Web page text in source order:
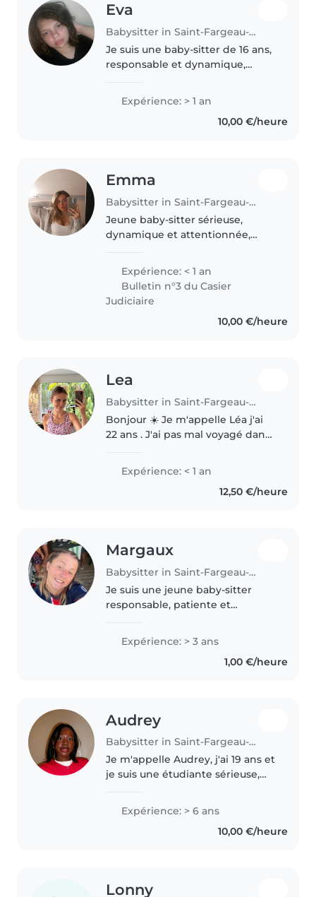
Eva
Babysitter in Saint-Fargeau-Ponthierry
Je suis une baby-sitter de 16 ans,
responsable et dynamique,
petits. Avec un an d'expérience
auprès d'enfants d'âge
préscolaire, je propose des
Expérience: > 1 an
10,00 €/heure
Emma
Babysitter in Saint-Fargeau-Ponthierry
Jeune baby-sitter sérieuse,
dynamique et attentionnée,
contribuer à leur
épanouissement. Grâce à mon
expérience en crèche, j'ai appris
à accompagner..
Expérience: < 1 an
Bulletin n°3 du Casier
Judiciaire
10,00 €/heure
Lea
Babysitter in Saint-Fargeau-Ponthierry
Bonjour ☀️ Je m'appelle Léa j'ai
22 ans . J'ai pas mal voyagé dans
professionnel. Durant des
voyages j'ai pu être animatrice
saisonnière avec enfants..
Expérience: < 1 an
12,50 €/heure
Margaux
Babysitter in Saint-Fargeau-Ponthierry
Je suis une jeune baby-sitter
responsable, patiente et
enfants, notamment en centre
de loisirs. Actuellement en
Expérience: > 3 ans
1,00 €/heure
Audrey
Babysitter in Saint-Fargeau-Ponthierry
Je m'appelle Audrey, j'ai 19 ans et
je suis une étudiante sérieuse,
responsable. Depuis l'âge de 14
ans, j'ai régulièrement gardé des
enfants, que ça soit mes..
Expérience: > 6 ans
10,00 €/heure
Lonny